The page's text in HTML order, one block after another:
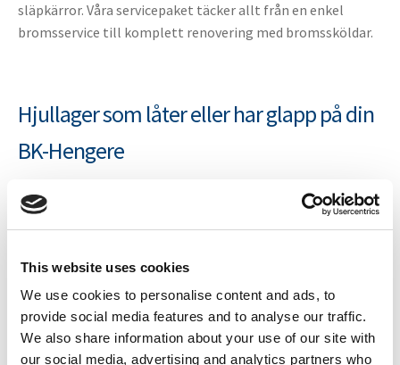
This website uses cookies
We use cookies to personalise content and ads, to
provide social media features and to analyse our traffic.
We also share information about your use of our site with
our social media, advertising and analytics partners who
släpkärror. Våra servicepaket täcker allt från en enkel
bromsservice till komplett renovering med bromssköldar.
Hjullager som låter eller har glapp på din
BK-Hengere
Hjullager med missljud, glapp eller onormal
värmeutveckling är en av de vanligaste orsakerna till
släpkärror. Ta med ett servicepaket med hjullager till din